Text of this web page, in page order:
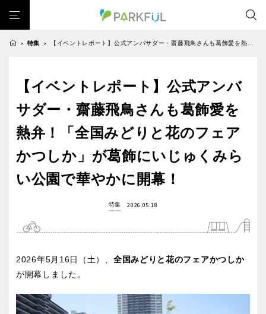
芝生広場 幼児向け 大型遊具 ピックアップ1000公園
テニスコート 紅葉の名所 バーベキュー
カフェ・レストラン サッカー・フットサル ランニングコース
動物園・ふれあい 歴史・文化財 日本庭園 紅葉の美しい公園
さくら名所100公園 屋内遊び場 アスレチックコース
Pickup 花の名所 プレーパーク 公園グルメ 美術館
バスケットゴール
交通公園
北海道・東北
北海道
岩手 宮城
関東
大型遊具 ピックアップ1000公園
自然が豊か 梅・桜の名所
景色が良い 水遊び
テニスコート 野球場
紅葉の名所 バーベキュー
歴史・文化財 日本庭園
屋内遊び場
桜・梅の名所 コトブキ事例
> 特集 > 【イベントレポート】公式アンバサダー・齋藤飛鳥さんも葛飾愛を熱弁！「全国みどりと花のフェアかつしか」が葛飾にいじゅくみらい公園で華やかに開幕！
【イベントレポート】公式アンバ
サダー・齋藤飛鳥さんも葛飾愛を
熱弁！「全国みどりと花のフェア
かつしか」が葛飾にいじゅくみら
い公園で華やかに開幕！
特集 2026.05.18
2026年5月16日（土）、 全国みどりと花のフェアかつしか
が開幕しました。